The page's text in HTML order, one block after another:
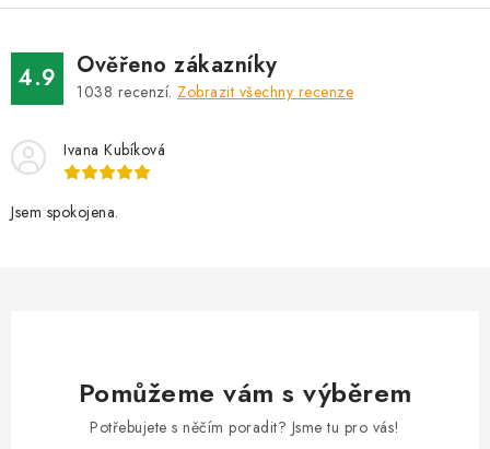
4.9 Ověřeno zákazníky
1038 recenzí. Zobrazit všechny recenze
Ivana Kubíková
Jsem spokojena.
Pomůžeme vám s výběrem
Potřebujete s něčím poradit? Jsme tu pro vás!